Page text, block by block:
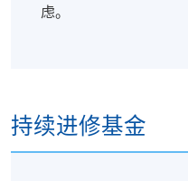
资源管理）」。
證書(單元 : 公司財務管理)
报名代码
虑。
持续进修基金